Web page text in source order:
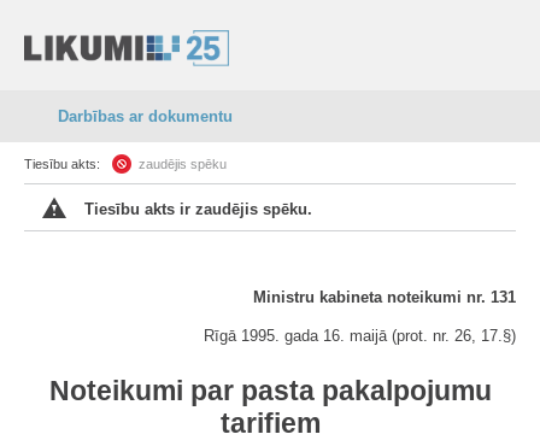
Darbības ar dokumentu
Tiesību akts: zaudējis spēku
Tiesību akts ir zaudējis spēku.
Ministru kabineta noteikumi nr. 131
Rīgā 1995. gada 16. maijā (prot. nr. 26, 17.§)
Noteikumi par pasta pakalpojumu
tarifiem